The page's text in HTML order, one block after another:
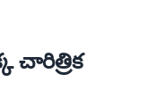
చారిత్రిక